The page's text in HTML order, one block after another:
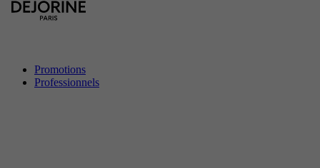
Promotions
Professionnels